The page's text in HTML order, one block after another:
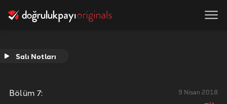
Salı Notları
Bölüm 7: 9 Nisan 2018